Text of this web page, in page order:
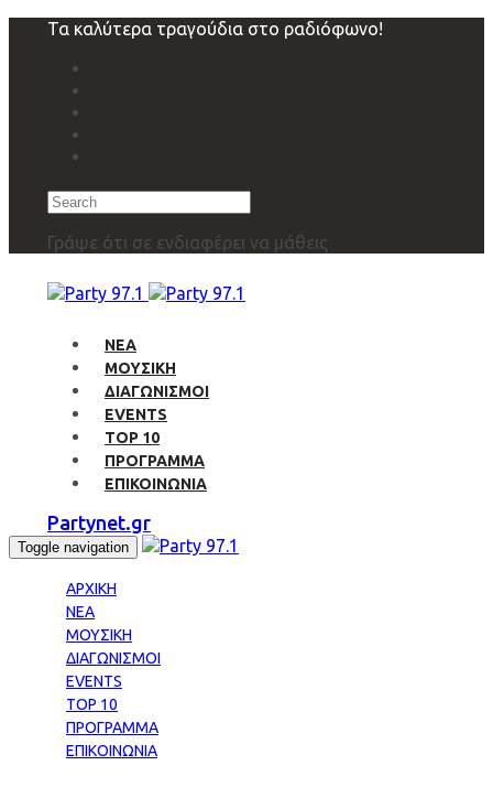
navigation
Τα καλύτερα τραγούδια στο ραδιόφωνο!
Search
Γράψε ότι σε ενδιαφέρει να μάθεις
ΝΕΑ
ΜΟΥΣΙΚΗ
ΔΙΑΓΩΝΙΣΜΟΙ
EVENTS
TOP 10
ΠΡΟΓΡΑΜΜΑ
ΕΠΙΚΟΙΝΩΝΙΑ
Partynet.gr
Toggle navigation
ΑΡΧΙΚΗ
ΝΕΑ
ΜΟΥΣΙΚΗ
ΔΙΑΓΩΝΙΣΜΟΙ
EVENTS
TOP 10
ΠΡΟΓΡΑΜΜΑ
ΕΠΙΚΟΙΝΩΝΙΑ